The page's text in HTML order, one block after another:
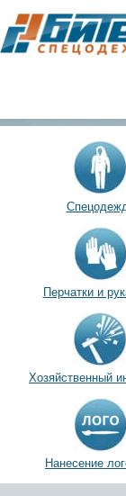
Перчатки и
Хозяйственный
Нанесение